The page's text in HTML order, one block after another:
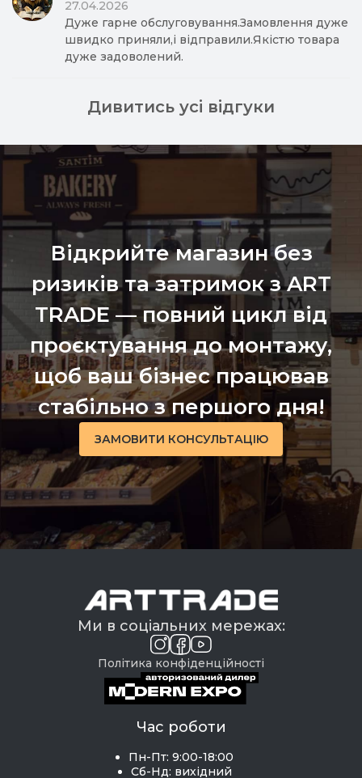
27.04.2026
Дуже гарне обслуговування.Замовлення дуже
швидко приняли,і відправили.Якістю товара
дуже задоволений.
Дивитись усі відгуки
Відкрийте магазин без
ризиків та затримок з ART
TRADE — повний цикл від
проєктування до монтажу,
щоб ваш бізнес працював
стабільно з першого дня!
ЗАМОВИТИ КОНСУЛЬТАЦІЮ
Ми в соціальних мережах:
Політика конфіденційності
Час роботи
Пн-Пт: 9:00-18:00
Сб-Нд: вихідний